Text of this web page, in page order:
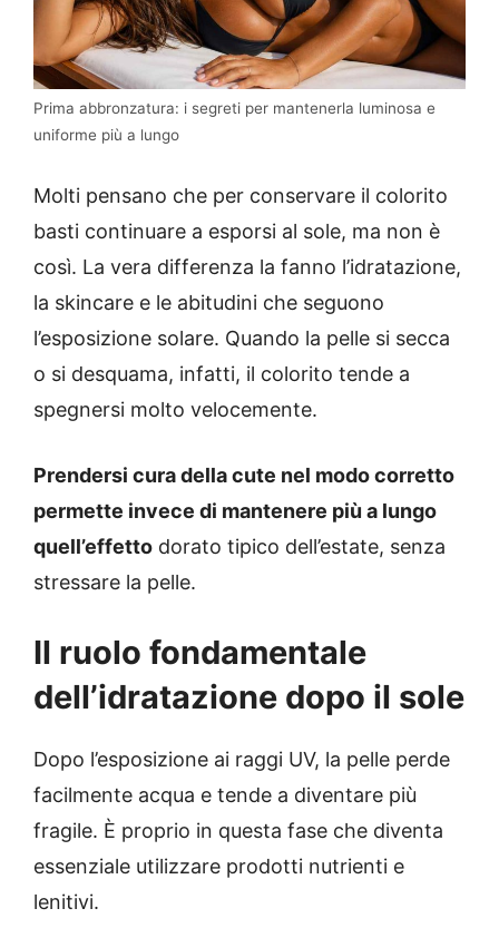
Prima abbronzatura: i segreti per mantenerla luminosa e
uniforme più a lungo
Molti pensano che per conservare il colorito
basti continuare a esporsi al sole, ma non è
così. La vera differenza la fanno l’idratazione,
la skincare e le abitudini che seguono
l’esposizione solare. Quando la pelle si secca
o si desquama, infatti, il colorito tende a
spegnersi molto velocemente.
Prendersi cura della cute nel modo corretto
permette invece di mantenere più a lungo
quell’effetto dorato tipico dell’estate, senza
stressare la pelle.
Il ruolo fondamentale
dell’idratazione dopo il sole
Dopo l’esposizione ai raggi UV, la pelle perde
facilmente acqua e tende a diventare più
fragile. È proprio in questa fase che diventa
essenziale utilizzare prodotti nutrienti e
lenitivi.